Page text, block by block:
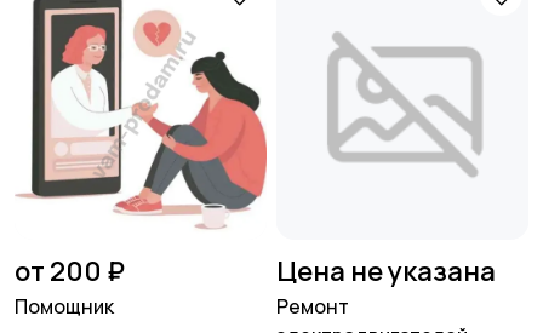
от 200 ₽
Помощник
Цена не указана
Ремонт